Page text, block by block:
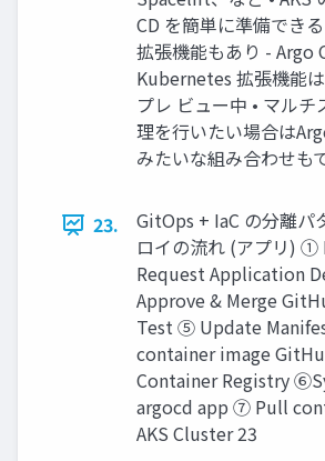
CD を簡単に準備でき
拡張機能もあり - Argo
Kubernetes 拡張機能
プレ ビュー中 • マルチ
理を行いたい場合は
みたいな組み合わせも
23.
GitOps + IaC の分離パ
ロイの流れ (アプリ) ①
Request Application
Approve & Merge
Test ⑤ Update
container image
Container Registry
argocd app ⑦ Pull
AKS Cluster 23